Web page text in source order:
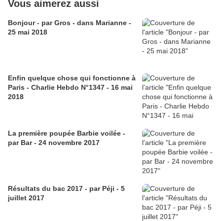
Vous aimerez aussi
Bonjour - par Gros - dans Marianne -
25 mai 2018
Enfin quelque chose qui fonctionne à
Paris - Charlie Hebdo N°1347 - 16 mai
2018
La première poupée Barbie voilée -
par Bar - 24 novembre 2017
Résultats du bac 2017 - par Péji - 5
juillet 2017